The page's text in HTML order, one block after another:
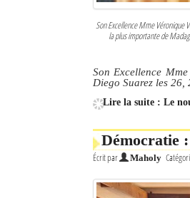
Son Excellence Mme Véronique
la plus importante de
Son Excellence
Diego Suarez les
Lire la suite : Le
Démocratie
Écrit par Maholy